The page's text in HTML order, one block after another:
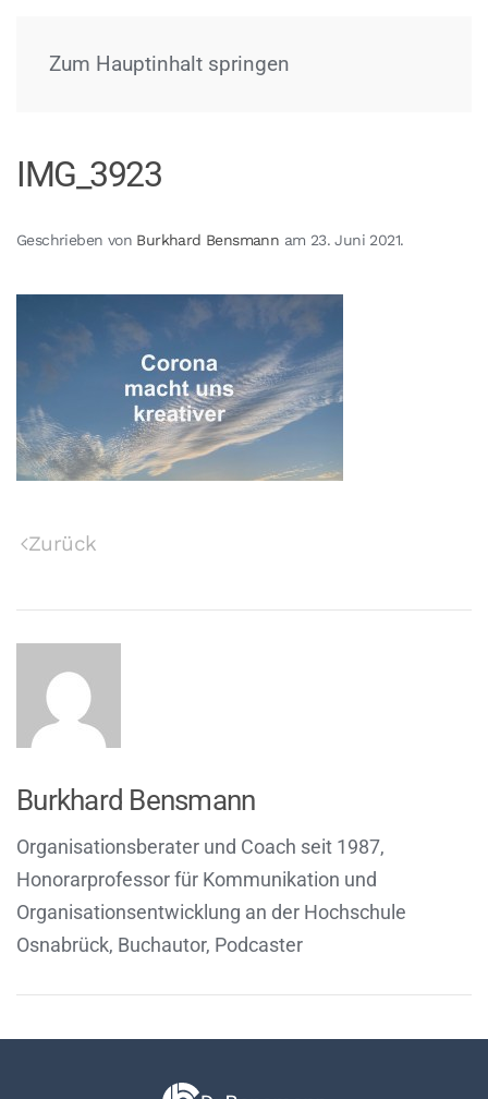
Zum Hauptinhalt springen
IMG_3923
Geschrieben von Burkhard Bensmann am 23. Juni 2021.
Zurück
Burkhard Bensmann
Organisationsberater und Coach seit 1987,
Honorarprofessor für Kommunikation und
Organisationsentwicklung an der Hochschule
Osnabrück, Buchautor, Podcaster